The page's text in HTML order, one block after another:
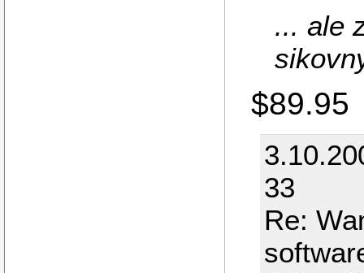
... ale
$89.95
33
Re: